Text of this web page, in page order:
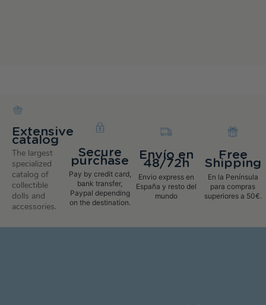
Extensive
catalog
The largest
specialized
catalog of
collectible
dolls and
accessories.
Secure
purchase
Pay by credit card,
bank transfer,
Paypal depending
on the destination.
Envío en
48/72h
Envio express en
España y resto del
mundo
Free
Shipping
En la Península
para compras
superiores a 50€.